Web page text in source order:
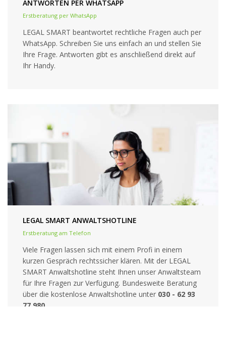
ANTWORTEN PER WHATSAPP
Erstberatung per WhatsApp
LEGAL SMART beantwortet rechtliche Fragen auch per
WhatsApp. Schreiben Sie uns einfach an und stellen Sie
Ihre Frage. Antworten gibt es anschließend direkt auf
Ihr Handy.
LEGAL SMART ANWALTSHOTLINE
Erstberatung am Telefon
Viele Fragen lassen sich mit einem Profi in einem
kurzen Gespräch rechtssicher klären. Mit der LEGAL
SMART Anwaltshotline steht Ihnen unser Anwaltsteam
für Ihre Fragen zur Verfügung. Bundesweite Beratung
über die kostenlose Anwaltshotline unter 030 - 62 93
77 980